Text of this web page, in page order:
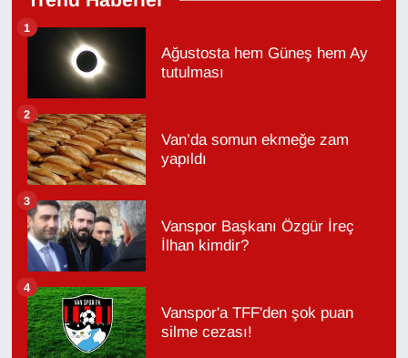
Ağustosta hem Güneş hem Ay
tutulması
1
Van’da somun ekmeğe zam
yapıldı
2
Vanspor Başkanı Özgür İreç
İlhan kimdir?
3
Vanspor'a TFF'den şok puan
silme cezası!
4